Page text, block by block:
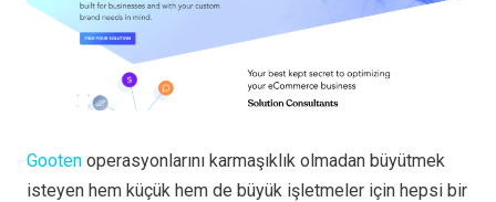
Gooten operasyonlarını karmaşıklık olmadan büyütmek
isteyen hem küçük hem de büyük işletmeler için hepsi bir